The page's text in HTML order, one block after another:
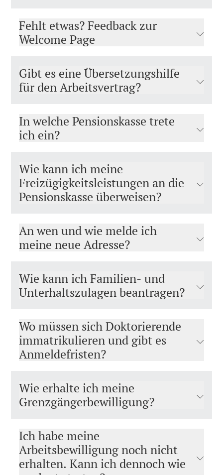
Fehlt etwas? Feedback zur
Welcome Page
Gibt es eine Übersetzungshilfe
für den Arbeitsvertrag?
In welche Pensionskasse trete
ich ein?
Wie kann ich meine
Freizügigkeitsleistungen an die
Pensionskasse überweisen?
An wen und wie melde ich
meine neue Adresse?
Wie kann ich Familien- und
Unterhaltszulagen beantragen?
Wo müssen sich Doktorierende
immatrikulieren und gibt es
Anmeldefristen?
Wie erhalte ich meine
Grenzgängerbewilligung?
Ich habe meine
Arbeitsbewilligung noch nicht
erhalten. Kann ich dennoch wie